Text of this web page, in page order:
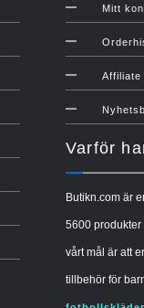
Mitt
Affiliate
Varför
Butikn.com är
5600
vårt mål är att
tillbehör för